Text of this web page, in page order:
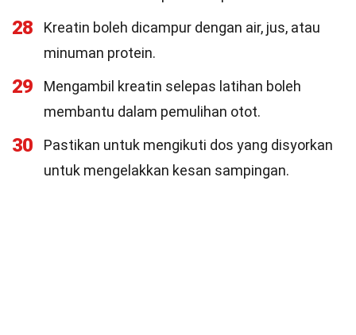
28
Kreatin boleh dicampur dengan air, jus, atau
minuman protein.
29
Mengambil kreatin selepas latihan boleh
membantu dalam pemulihan otot.
30
Pastikan untuk mengikuti dos yang disyorkan
untuk mengelakkan kesan sampingan.